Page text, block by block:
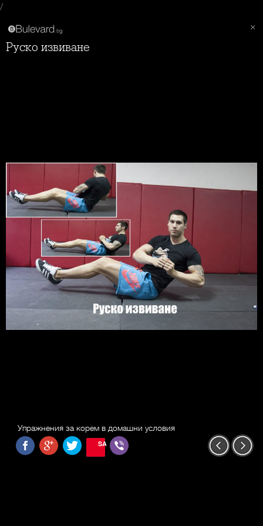
/
Руско извиване
Упражнения за корем в домашни условия
SAVE